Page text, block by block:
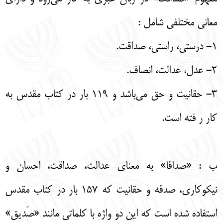
معانی مختلفی شامل :
1- درستی، راستی، صداقت.
2- عدل، عدالت، انصاف.
3- حقانیت و حق می‌باشد و 119 بار در کتاب مقدس به
کار ر فته است.
ب : «صداقا» به معنای عدالت، صداقت، احسان و
نیکوکاری، صدقه و حقانیت که 157 بار در کتاب مقدس
استفاده شده است که این دو واژه با کلماتی مانند «صَدیق»